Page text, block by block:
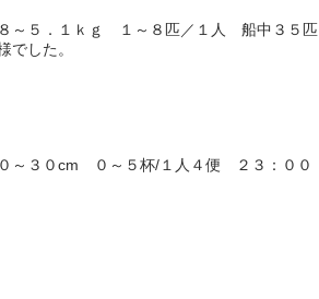
～５．１ｋｇ １～８匹／１人 船中３５匹
でした。
～３０cm ０～５杯/１人４便 ２３：００